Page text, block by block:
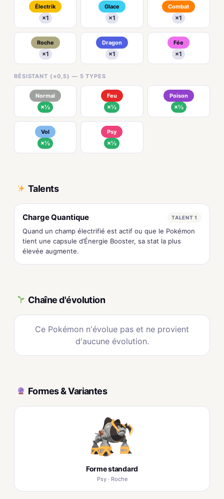
Électrik
×1
Glace
×1
Combat
×1
Roche
×1
Dragon
×1
Fée
×1
RÉSISTANT (×0,5) — 5 TYPES
Normal
×½
Feu
×½
Poison
×½
Vol
×½
Psy
×½
Talents
Charge Quantique TALENT 1
Quand un champ électrifié est actif ou que le Pokémon
tient une capsule d’Énergie Booster, sa stat la plus
élevée augmente.
Chaîne d'évolution
Ce Pokémon n'évolue pas et ne provient
d'aucune évolution.
Formes & Variantes
Forme standard
Psy · Roche